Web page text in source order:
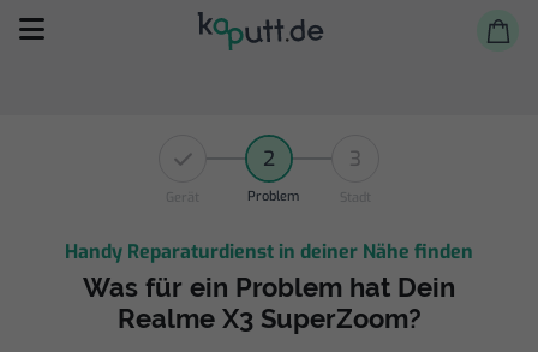
Selbst reparieren
Reparieren lassen
2
Problem
3
Handy Reparaturdienst in deiner Nähe finden
Was für ein Problem hat Dein
Realme X3 SuperZoom?